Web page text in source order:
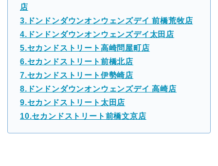
店
3.ドンドンダウンオンウェンズデイ 前橋荒牧店
4.ドンドンダウンオンウェンズデイ太田店
5.セカンドストリート高崎問屋町店
6.セカンドストリート前橋北店
7.セカンドストリート伊勢崎店
8.ドンドンダウンオンウェンズデイ 高崎店
9.セカンドストリート太田店
10.セカンドストリート前橋文京店